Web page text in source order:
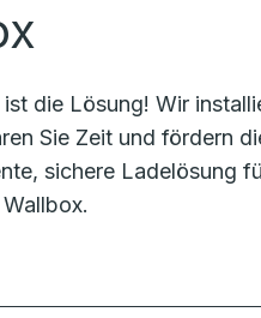
die Lösung! Wir
Sie Zeit und fördern
sichere Ladelösung